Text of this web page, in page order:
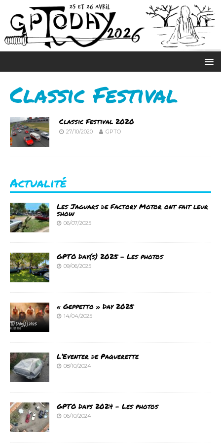
Classic Festival
Classic Festival 2020
27/10/2020 GPTO
Actualité
Les Jaguars de Factory Motor ont fait leur
show
06/07/2025
GPTO Day(s) 2025 – Les photos
09/06/2025
« Geppetto » Day 2025
14/04/2025
L’Eventer de Paquerette
08/10/2024
GPTO Days 2024 – Les photos
06/10/2024